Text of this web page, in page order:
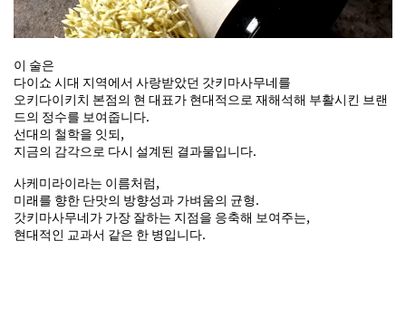
이 술은
다이쇼 시대 지역에서 사랑받았던 갓키마사무네를
오키다이키치 본점의 현 대표가 현대적으로 재해석해 부활시킨 브랜
드의 정수를 보여줍니다.
선대의 철학을 잇되,
지금의 감각으로 다시 설계된 결과물입니다.
사케미라이라는 이름처럼,
미래를 향한 단맛의 방향성과 가벼움의 균형.
갓키마사무네가 가장 잘하는 지점을 응축해 보여주는,
현대적인 교과서 같은 한 병입니다.